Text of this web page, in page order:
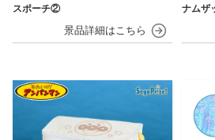
スポーチ②
ナムザ